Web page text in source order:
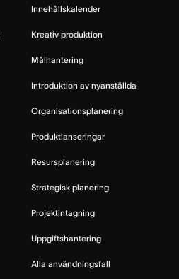
Innehållskalender
Kreativ produktion
Målhantering
Introduktion av nyanställda
Organisationsplanering
Produktlanseringar
Resursplanering
Strategisk planering
Projektintagning
Uppgiftshantering
Alla användningsfall